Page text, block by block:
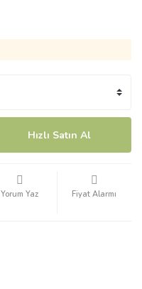
Hızlı Satın Al
Yorum Yaz Fiyat Alarmı